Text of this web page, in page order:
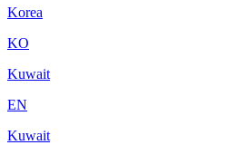
Korea
KO
Kuwait
EN
Kuwait